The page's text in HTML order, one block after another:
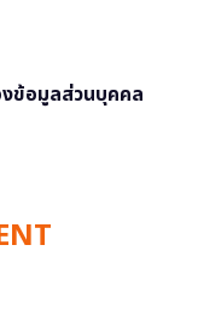
ข้อมูลส่วนบุคคล